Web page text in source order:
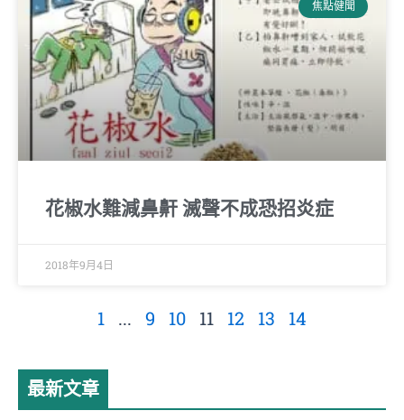
焦點健聞
花椒水難減鼻鼾 滅聲不成恐招炎症
2018年9月4日
1 ... 9 10 11 12 13 14
最新文章